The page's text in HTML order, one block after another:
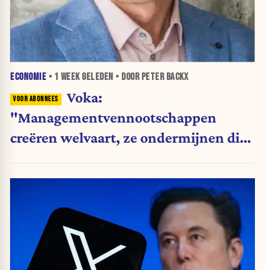
ECONOMIE • 1 WEEKGELEDEN • DOOR PETER BACKX
Voka:
"Managementvennootschappen
creëren welvaart, ze ondermijnen die